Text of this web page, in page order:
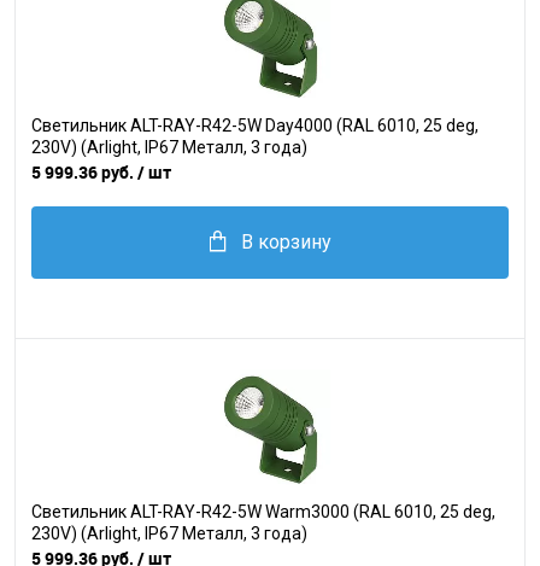
Светильник ALT-RAY-R42-5W Day4000 (RAL 6010, 25 deg,
230V) (Arlight, IP67 Металл, 3 года)
5 999.36 руб. / шт
В корзину
Светильник ALT-RAY-R42-5W Warm3000 (RAL 6010, 25 deg,
230V) (Arlight, IP67 Металл, 3 года)
5 999.36 руб. / шт